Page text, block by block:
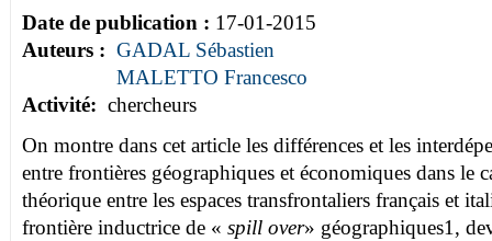
Date de publication : 17-01-2015
Auteurs : GADAL Sébastien
MALETTO Francesco
Activité: chercheurs
On montre dans cet article les différences et les
entre frontières géographiques et économiques dans le
théorique entre les espaces transfrontaliers français et
frontière inductrice de « spill over» géographiques1,